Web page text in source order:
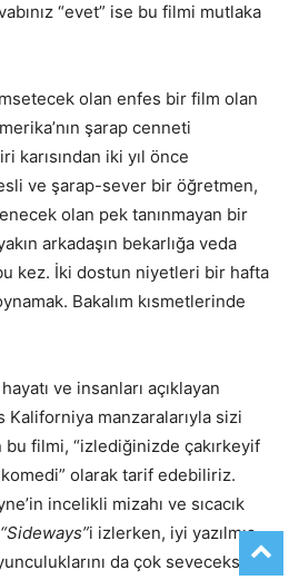
“evet” ise bu filmi mutlaka
olan enfes bir film olan
şarap cenneti
karısından iki yıl önce
ve şarap-sever bir öğretmen,
olan pek tanınmayan bir
arkadaşın bekarlığa veda
kez. İki dostun niyetleri bir hafta
Bakalım kısmetlerinde
ve insanları açıklayan
manzaralarıyla sizi
filmi, “izlediğinizde çakırkeyif
olarak tarif edebiliriz.
incelikli mizahı ve sıcacık
“Sideways”i izlerken, iyi yazılmış
da çok seveceksiniz.